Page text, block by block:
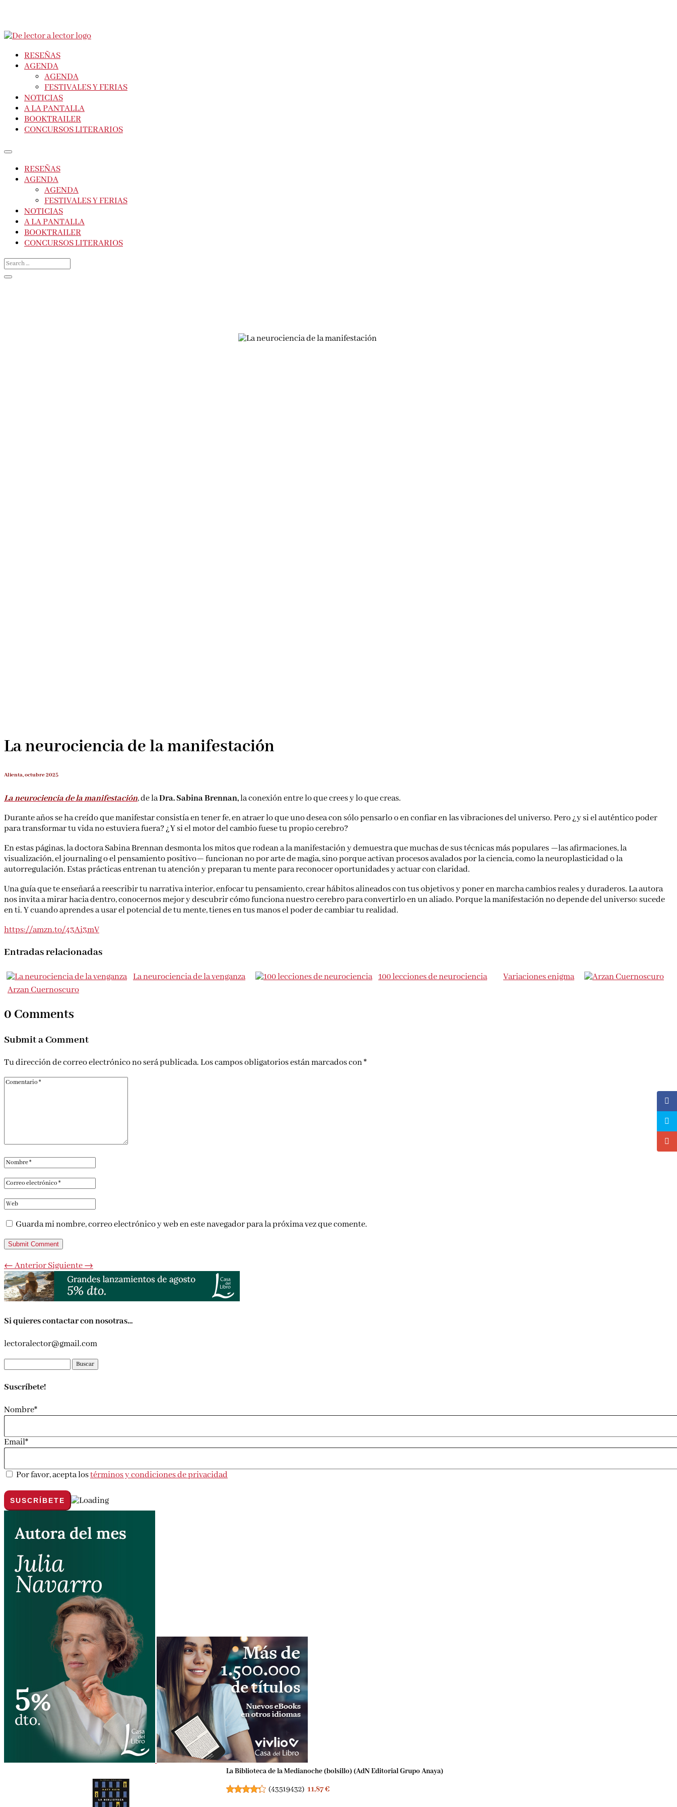
RESEÑAS
AGENDA
AGENDA
FESTIVALES Y FERIAS
NOTICIAS
A LA PANTALLA
BOOKTRAILER
CONCURSOS LITERARIOS
RESEÑAS
AGENDA
AGENDA
FESTIVALES Y FERIAS
NOTICIAS
A LA PANTALLA
BOOKTRAILER
CONCURSOS LITERARIOS
La neurociencia de la manifestación
Alienta, octubre 2025
La neurociencia de la manifestación, de laDra. Sabina Brennan,la conexión entre lo que crees y lo que creas.
Durante años se ha creído que manifestar consistía en tener fe, en atraer lo que uno desea con sólo pensarlo o en confiar en las vibraciones del universo. Pero ¿y si el auténtico poder
para transformar tu vida no estuviera fuera? ¿Y si el motor del cambio fuese tu propio cerebro?
En estas páginas, la doctora Sabina Brennan desmonta los mitos que rodean a la manifestación y demuestra que muchas de sus técnicas más populares —las afirmaciones, la
visualización, el journaling o el pensamiento positivo— funcionan no por arte de magia, sino porque activan procesos avalados por la ciencia, como la neuroplasticidad o la
autorregulación. Estas prácticas entrenan tu atención y preparan tu mente para reconocer oportunidades y actuar con claridad.
Una guía que te enseñará a reescribir tu narrativa interior, enfocar tu pensamiento, crear hábitos alineados con tus objetivos y poner en marcha cambios reales y duraderos. La autora
nos invita a mirar hacia dentro, conocernos mejor y descubrir cómo funciona nuestro cerebro para convertirlo en un aliado. Porque la manifestación no depende del universo: sucede
en ti. Y cuando aprendes a usar el potencial de tu mente, tienes en tus manos el poder de cambiar tu realidad.
https://amzn.to/43Ai3mV
Entradas relacionadas
La neurociencia de la venganza 100 lecciones de neurociencia
Variaciones enigma
Arzan Cuernoscuro
0 Comments
Submit a Comment
Tu dirección de correo electrónico no será publicada.Los campos obligatorios están marcados con*
Guarda mi nombre, correo electrónico y web en este navegador para la próxima vez que comente.
Submit Comment
←AnteriorSiguiente→
Si quieres contactar con nosotras…
lectoralector@gmail.com
Suscríbete!
Nombre*
Email*
Por favor, acepta lostérminos y condiciones de privacidad
La Biblioteca de la Medianoche (bolsillo) (AdN Editorial Grupo Anaya)
(43519432) 11,87 €